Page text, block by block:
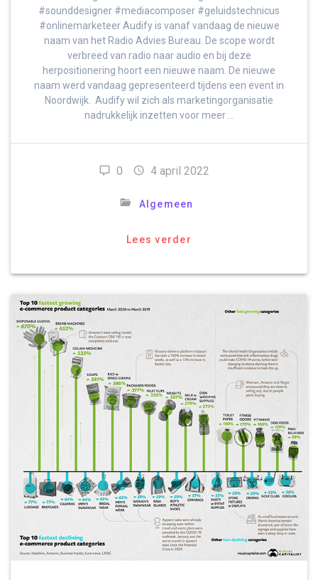
#sounddesigner #mediacomposer #geluidstechnicus
#onlinemarketeer Audify is vanaf vandaag de nieuwe
naam van het Radio Advies Bureau. De scope wordt
verbreed van radio naar audio en bij deze
herpositionering hoort een nieuwe naam. De nieuwe
naam werd vandaag gepresenteerd tijdens een event in
Noordwijk. Audify wil zich als marketingorganisatie
nadrukkelijk inzetten voor meer …
0 4 april 2022
Algemeen
Lees verder